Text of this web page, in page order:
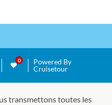
Powered By
Cruisetour
transmettons toutes les